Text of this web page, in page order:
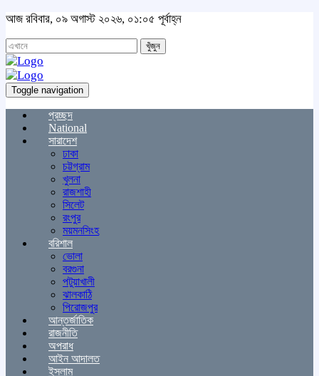
আজ রবিবার, ০৯ অগাস্ট ২০২৬, ০১:০৫ পূর্বাহ্ন
খুঁজুন
Toggle navigation
প্রচ্ছদ
National
সারাদেশ
ঢাকা
চট্টগ্রাম
খুলনা
রাজশাহী
সিলেট
রংপুর
ময়মনসিংহ
বরিশাল
ভোলা
বরগুনা
পটুয়াখালী
ঝালকাঠি
পিরোজপুর
আন্তর্জাতিক
রাজনীতি
অপরাধ
আইন আদালত
ইসলাম